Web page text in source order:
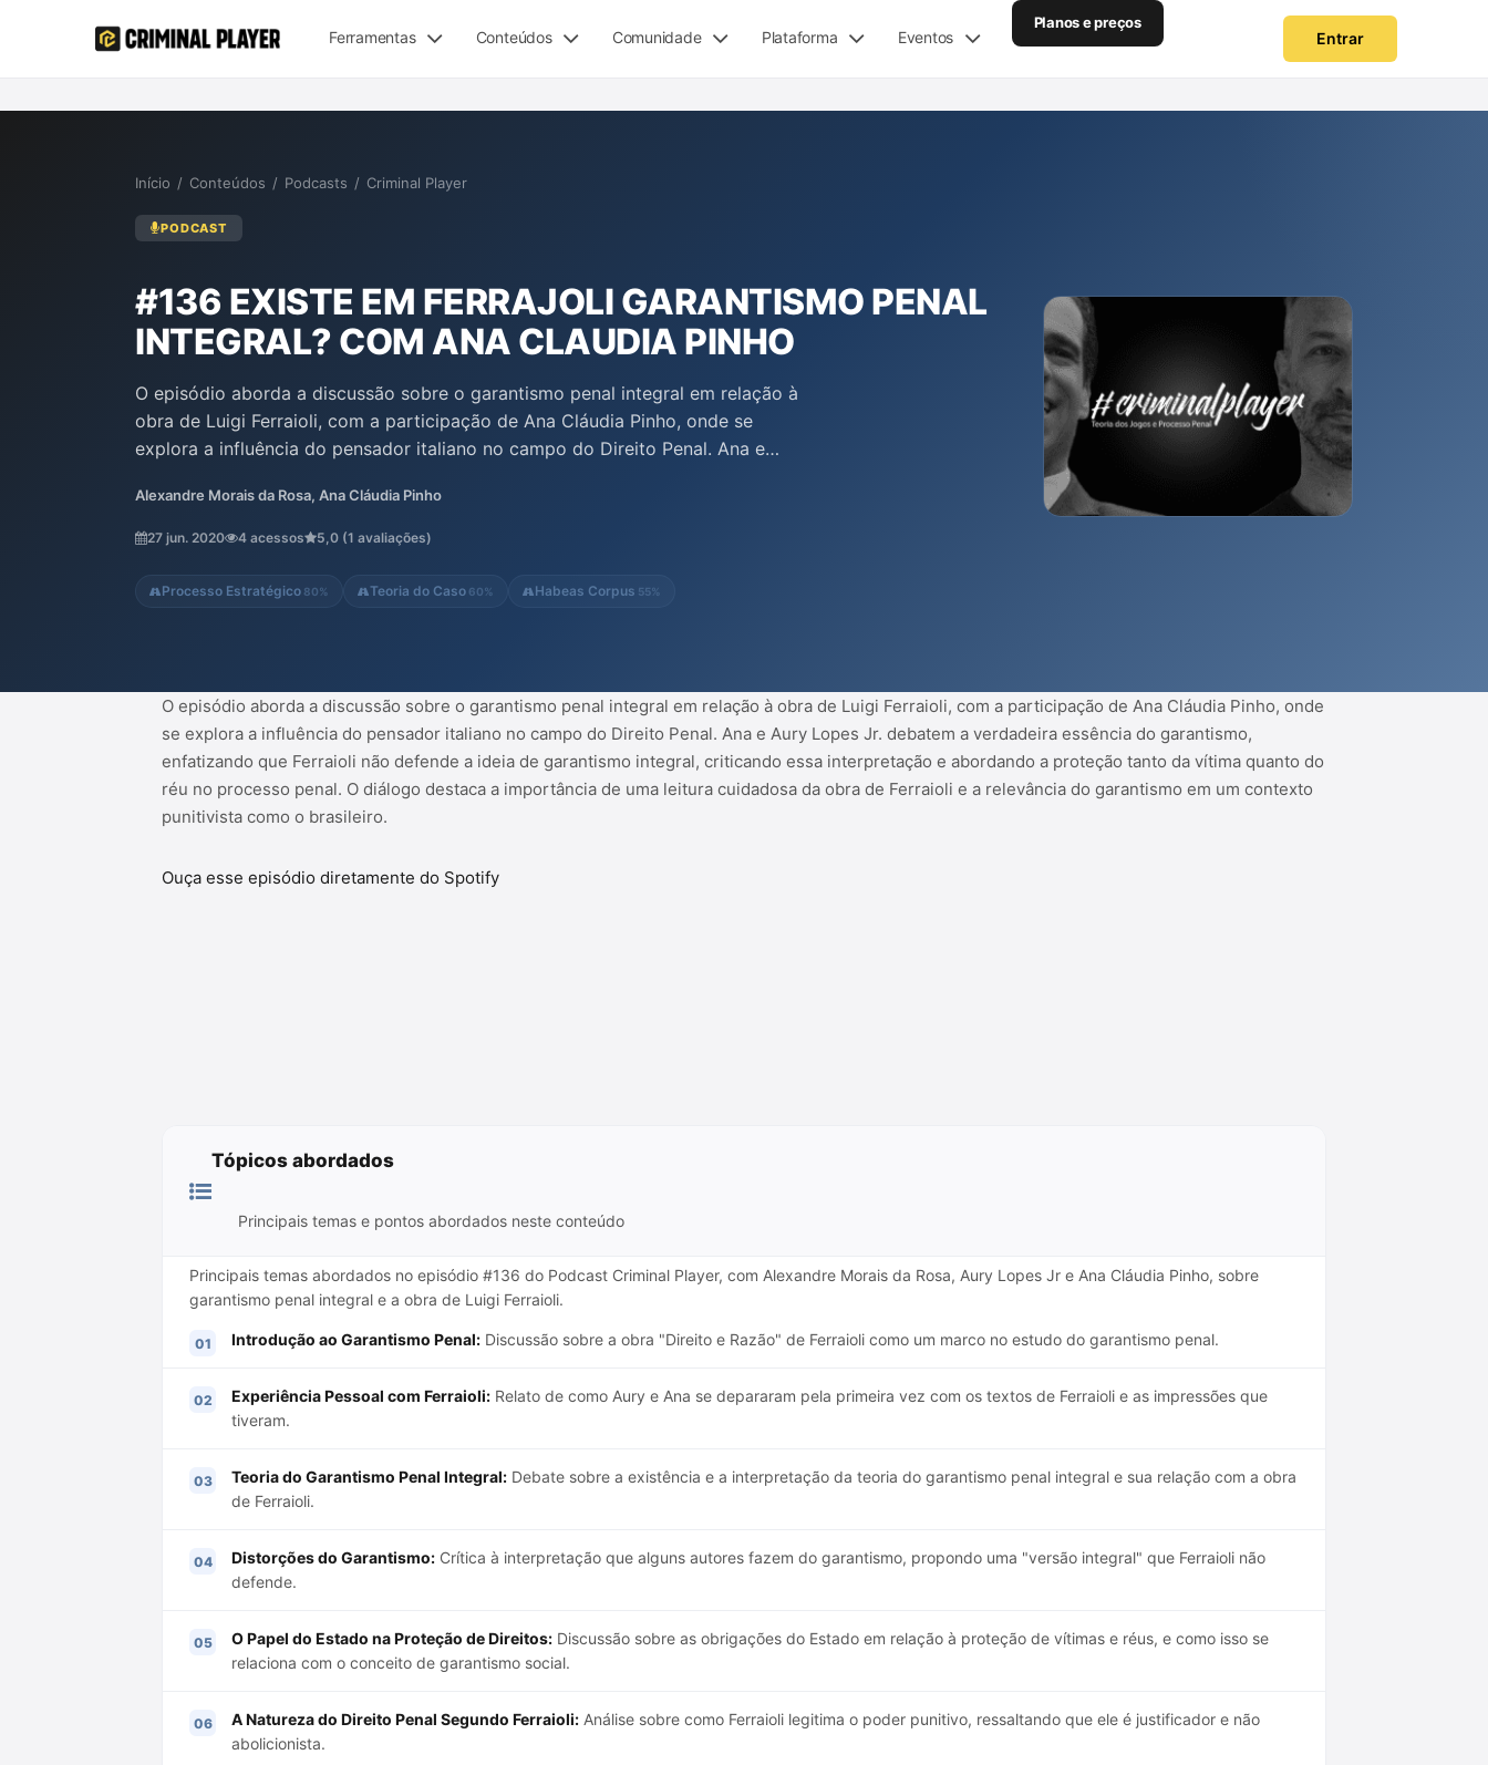
Ferramentas Conteúdos Comunidade Plataforma Eventos
Planos e preços
Entrar
Início / Conteúdos / Podcasts / Criminal Player
PODCAST
#136 EXISTE EM FERRAJOLI GARANTISMO PENAL
INTEGRAL? COM ANA CLAUDIA PINHO
O episódio aborda a discussão sobre o garantismo penal integral em relação à
obra de Luigi Ferraioli, com a participação de Ana Cláudia Pinho, onde se
explora a influência do pensador italiano no campo do Direito Penal. Ana e
Ferraioli não defende a ideia de garantismo integral, criticando essa
interpretação e abordando a proteção tanto da vítima quanto do réu no
Alexandre Morais da Rosa, Ana Cláudia Pinho
27 jun. 2020 4 acessos 5,0 (1 avaliações)
Processo Estratégico 80% Teoria do Caso 60% Habeas Corpus 55%
O episódio aborda a discussão sobre o garantismo penal integral em relação à obra de Luigi Ferraioli, com a participação de Ana Cláudia Pinho, onde
se explora a influência do pensador italiano no campo do Direito Penal. Ana e Aury Lopes Jr. debatem a verdadeira essência do garantismo,
enfatizando que Ferraioli não defende a ideia de garantismo integral, criticando essa interpretação e abordando a proteção tanto da vítima quanto do
réu no processo penal. O diálogo destaca a importância de uma leitura cuidadosa da obra de Ferraioli e a relevância do garantismo em um contexto
punitivista como o brasileiro.
Ouça esse episódio diretamente do Spotify
Tópicos abordados
Principais temas e pontos abordados neste conteúdo
Principais temas abordados no episódio #136 do Podcast Criminal Player, com Alexandre Morais da Rosa, Aury Lopes Jr e Ana Cláudia Pinho, sobre
garantismo penal integral e a obra de Luigi Ferraioli.
Introdução ao Garantismo Penal: Discussão sobre a obra "Direito e Razão" de Ferraioli como um marco no estudo do garantismo penal.
Experiência Pessoal com Ferraioli: Relato de como Aury e Ana se depararam pela primeira vez com os textos de Ferraioli e as impressões que
tiveram.
Teoria do Garantismo Penal Integral: Debate sobre a existência e a interpretação da teoria do garantismo penal integral e sua relação com a obra
de Ferraioli.
Distorções do Garantismo: Crítica à interpretação que alguns autores fazem do garantismo, propondo uma "versão integral" que Ferraioli não
defende.
O Papel do Estado na Proteção de Direitos: Discussão sobre as obrigações do Estado em relação à proteção de vítimas e réus, e como isso se
relaciona com o conceito de garantismo social.
A Natureza do Direito Penal Segundo Ferraioli: Análise sobre como Ferraioli legitima o poder punitivo, ressaltando que ele é justificador e não
abolicionista.